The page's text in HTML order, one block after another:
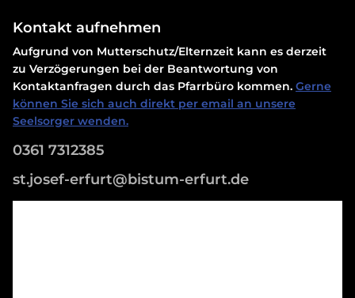
Kontakt aufnehmen
Aufgrund von Mutterschutz/Elternzeit kann es derzeit
zu Verzögerungen bei der Beantwortung von
Kontaktanfragen durch das Pfarrbüro kommen. Gerne
können Sie sich auch direkt per email an unsere
Seelsorger wenden.
0361 7312385
st.josef-erfurt@bistum-erfurt.de